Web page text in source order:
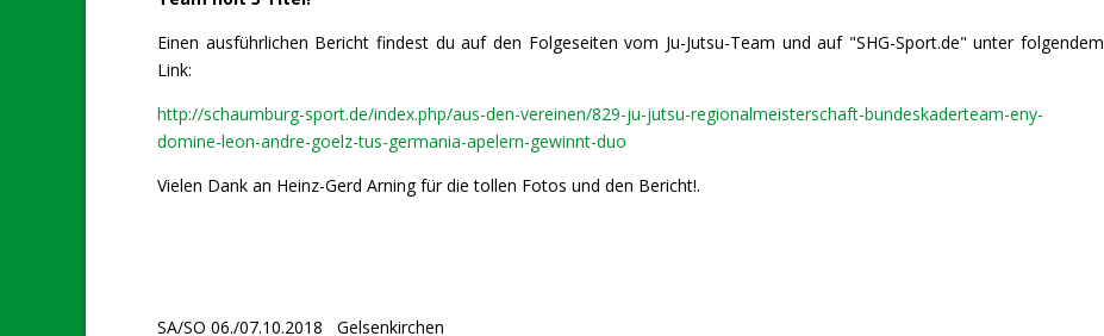
Einen ausführlichen Bericht findest du auf den Folgeseiten vom Ju-Jutsu-Team und auf "SHG-Sport.de" unter folgendem
Link:
http://schaumburg-sport.de/index.php/aus-den-vereinen/829-ju-jutsu-regionalmeisterschaft-bundeskaderteam-eny-
domine-leon-andre-goelz-tus-germania-apelern-gewinnt-duo
Vielen Dank an Heinz-Gerd Arning für die tollen Fotos und den Bericht!.
SA/SO 06./07.10.2018 Gelsenkirchen